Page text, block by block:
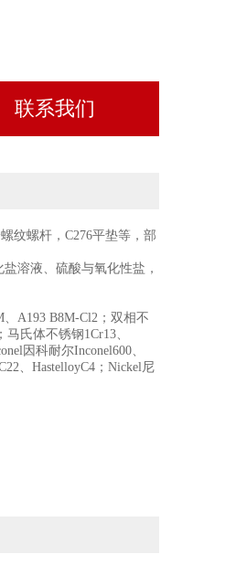
联系我们
纹螺杆，C276平垫等，部
溶液、硫酸与氧化性盐，
A193 B8M-Cl2；双相不
氏体不锈钢1Cr13、
因科耐尔Inconel600、
、HastelloyC4；Nickel尼